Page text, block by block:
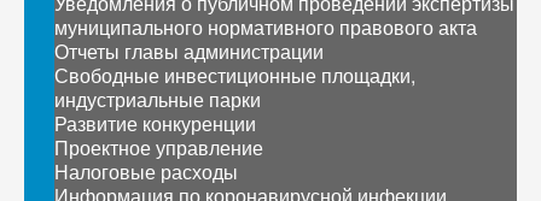
муниципального нормативного правового акта
Отчеты главы администрации
Свободные инвестиционные площадки,
индустриальные парки
Развитие конкуренции
Проектное управление
Налоговые расходы